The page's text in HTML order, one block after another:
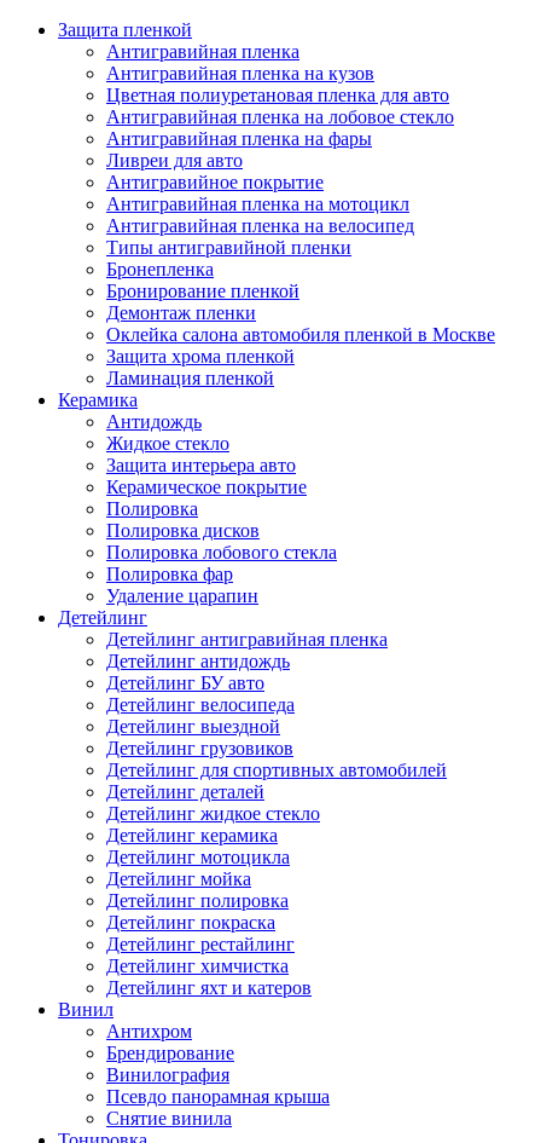
Защита пленкой
Антигравийная пленка
Антигравийная пленка на кузов
Цветная полиуретановая пленка для авто
Антигравийная пленка на лобовое стекло
Антигравийная пленка на фары
Ливреи для авто
Антигравийное покрытие
Антигравийная пленка на мотоцикл
Антигравийная пленка на велосипед
Типы антигравийной пленки
Бронепленка
Бронирование пленкой
Демонтаж пленки
Оклейка салона автомобиля пленкой в Москве
Защита хрома пленкой
Ламинация пленкой
Керамика
Антидождь
Жидкое стекло
Защита интерьера авто
Керамическое покрытие
Полировка
Полировка дисков
Полировка лобового стекла
Полировка фар
Удаление царапин
Детейлинг
Детейлинг антигравийная пленка
Детейлинг антидождь
Детейлинг БУ авто
Детейлинг велосипеда
Детейлинг выездной
Детейлинг грузовиков
Детейлинг для спортивных автомобилей
Детейлинг деталей
Детейлинг жидкое стекло
Детейлинг керамика
Детейлинг мотоцикла
Детейлинг мойка
Детейлинг полировка
Детейлинг покраска
Детейлинг рестайлинг
Детейлинг химчистка
Детейлинг яхт и катеров
Винил
Антихром
Брендирование
Винилография
Псевдо панорамная крыша
Снятие винила